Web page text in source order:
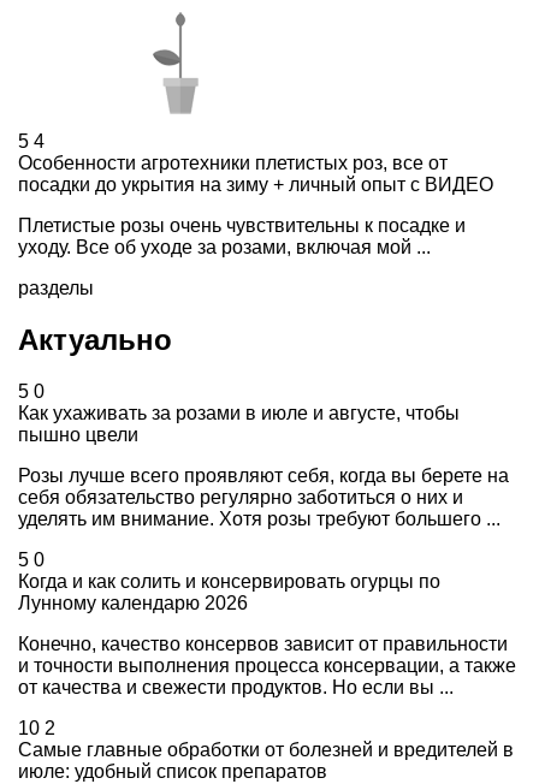
5 4
Особенности агротехники плетистых роз, все от
посадки до укрытия на зиму + личный опыт с ВИДЕО
Плетистые розы очень чувствительны к посадке и
уходу. Все об уходе за розами, включая мой ...
разделы
Актуально
5 0
Как ухаживать за розами в июле и августе, чтобы
пышно цвели
Розы лучше всего проявляют себя, когда вы берете на
себя обязательство регулярно заботиться о них и
уделять им внимание. Хотя розы требуют большего ...
5 0
Когда и как солить и консервировать огурцы по
Лунному календарю 2026
Конечно, качество консервов зависит от правильности
и точности выполнения процесса консервации, а также
от качества и свежести продуктов. Но если вы ...
10 2
Самые главные обработки от болезней и вредителей в
июле: удобный список препаратов